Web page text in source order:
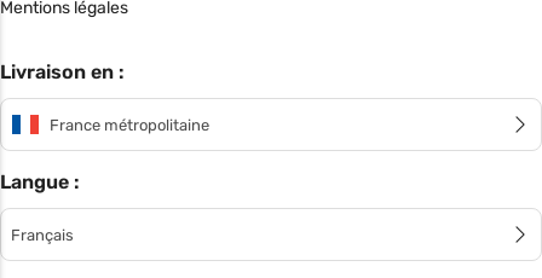
Mentions légales
Livraison en :
France métropolitaine
Langue :
Français